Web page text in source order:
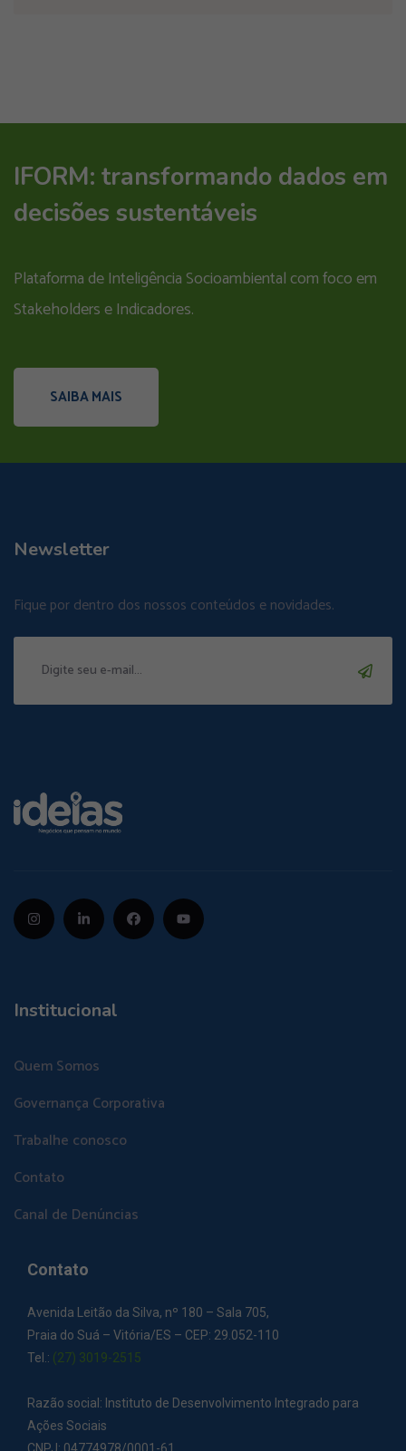
IFORM: transformando dados em
decisões sustentáveis
Plataforma de Inteligência Socioambiental com foco em
Stakeholders e Indicadores.
SAIBA MAIS
Newsletter
Fique por dentro dos nossos conteúdos e novidades.
Institucional
Quem Somos
Governança Corporativa
Trabalhe conosco
Contato
Canal de Denúncias
Contato
Avenida Leitão da Silva, nº 180 – Sala 705,
Praia do Suá – Vitória/ES – CEP: 29.052-110
Tel.: (27) 3019-2515
Razão social: Instituto de Desenvolvimento Integrado para
Ações Sociais